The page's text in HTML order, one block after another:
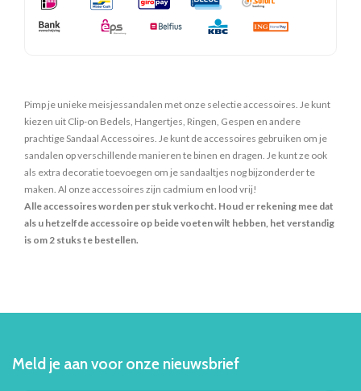
Pimp je unieke meisjessandalen met onze selectie accessoires. Je kunt
kiezen uit Clip-on Bedels, Hangertjes, Ringen, Gespen en andere
prachtige Sandaal Accessoires. Je kunt de accessoires gebruiken om je
sandalen op verschillende manieren te binen en dragen. Je kunt ze ook
als extra decoratie toevoegen om je sandaaltjes nog bijzonderder te
maken. Al onze accessoires zijn cadmium en lood vrij!
Alle accessoires worden per stuk verkocht. Houd er rekening mee dat
als u hetzelfde accessoire op beide voeten wilt hebben, het verstandig
is om 2 stuks te bestellen.
Meld je aan voor onze nieuwsbrief